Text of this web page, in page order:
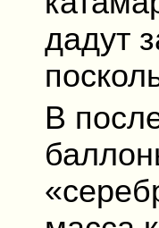
дадут
В